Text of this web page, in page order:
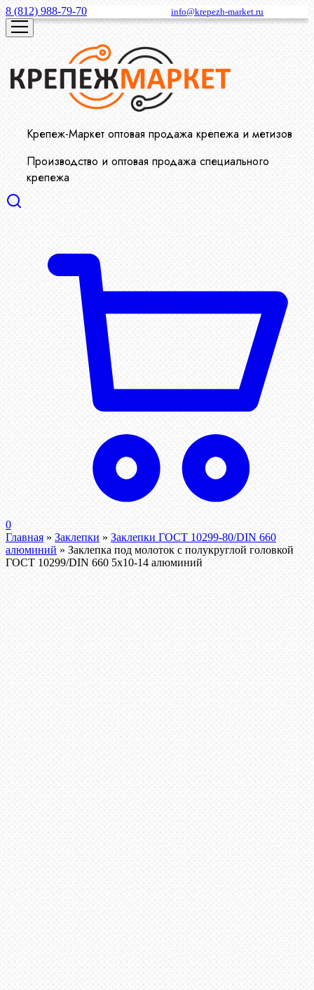
8 (812) 988-79-70 info@krepezh-market.ru
Крепеж-Маркет оптовая продажа крепежа и метизов
Производство и оптовая продажа специального
крепежа
0
Главная » Заклепки » Заклепки ГОСТ 10299-80/DIN 660
алюминий » Заклепка под молоток с полукруглой головкой
ГОСТ 10299/DIN 660 5х10-14 алюминий